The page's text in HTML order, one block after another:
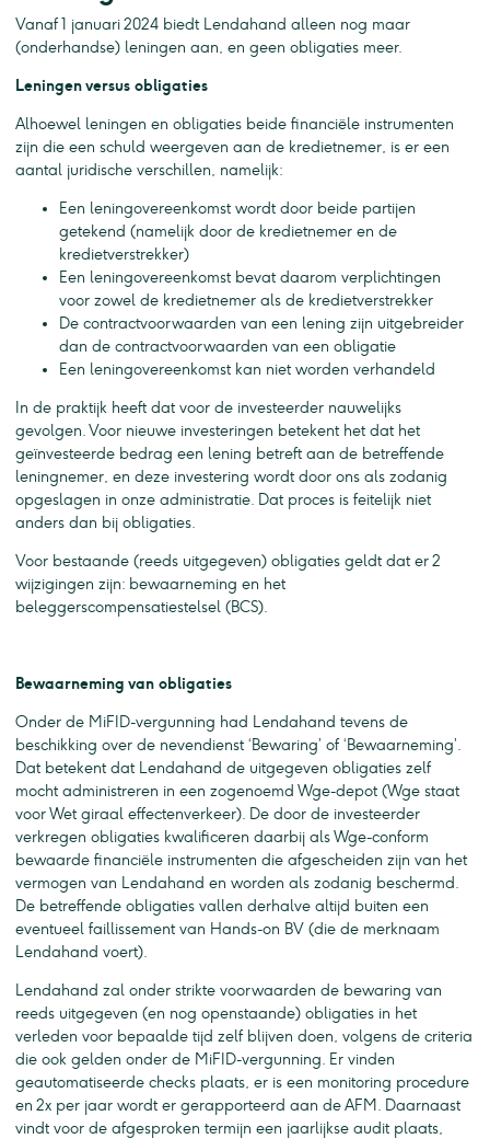
Vanaf 1 januari 2024 biedt Lendahand alleen nog maar
(onderhandse) leningen aan, en geen obligaties meer.
Leningen versus obligaties
Alhoewel leningen en obligaties beide financiële instrumenten
zijn die een schuld weergeven aan de kredietnemer, is er een
aantal juridische verschillen, namelijk:
Een leningovereenkomst wordt door beide partijen
getekend (namelijk door de kredietnemer en de
kredietverstrekker)
Een leningovereenkomst bevat daarom verplichtingen
voor zowel de kredietnemer als de kredietverstrekker
De contractvoorwaarden van een lening zijn uitgebreider
dan de contractvoorwaarden van een obligatie
Een leningovereenkomst kan niet worden verhandeld
In de praktijk heeft dat voor de investeerder nauwelijks
gevolgen. Voor nieuwe investeringen betekent het dat het
geïnvesteerde bedrag een lening betreft aan de betreffende
leningnemer, en deze investering wordt door ons als zodanig
opgeslagen in onze administratie. Dat proces is feitelijk niet
anders dan bij obligaties.
Voor bestaande (reeds uitgegeven) obligaties geldt dat er 2
wijzigingen zijn: bewaarneming en het
beleggerscompensatiestelsel (BCS).
Bewaarneming van obligaties
Onder de MiFID-vergunning had Lendahand tevens de
beschikking over de nevendienst ‘Bewaring’ of ‘Bewaarneming’.
Dat betekent dat Lendahand de uitgegeven obligaties zelf
mocht administreren in een zogenoemd Wge-depot (Wge staat
voor Wet giraal effectenverkeer). De door de investeerder
verkregen obligaties kwalificeren daarbij als Wge-conform
bewaarde financiële instrumenten die afgescheiden zijn van het
vermogen van Lendahand en worden als zodanig beschermd.
De betreffende obligaties vallen derhalve altijd buiten een
eventueel faillissement van Hands-on BV (die de merknaam
Lendahand voert).
Lendahand zal onder strikte voorwaarden de bewaring van
reeds uitgegeven (en nog openstaande) obligaties in het
verleden voor bepaalde tijd zelf blijven doen, volgens de criteria
die ook gelden onder de MiFID-vergunning. Er vinden
geautomatiseerde checks plaats, er is een monitoring procedure
en 2x per jaar wordt er gerapporteerd aan de AFM. Daarnaast
vindt voor de afgesproken termijn een jaarlijkse audit plaats,